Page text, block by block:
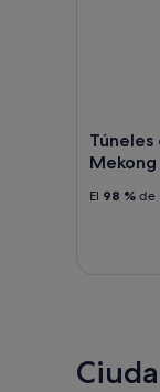
Túneles
Mekong
El 98 % de